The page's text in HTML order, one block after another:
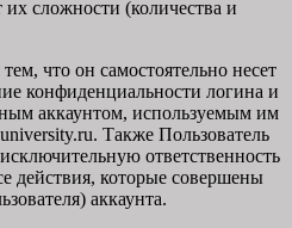
сложности (количества и
что он самостоятельно несет
конфиденциальности логина и
аккаунтом, используемым им
Также Пользователь
ответственность
действия, которые совершены
аккаунта.